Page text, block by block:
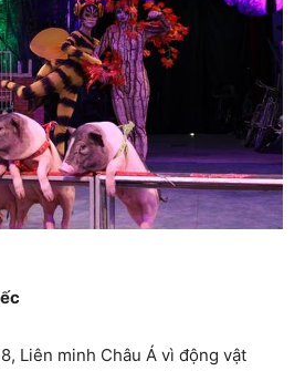
Liên minh Châu Á vì động vật